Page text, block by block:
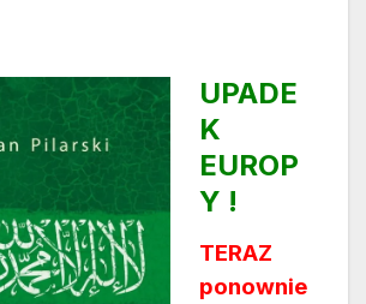
UPADE
K
EUROP
Y !
TERAZ
ponownie